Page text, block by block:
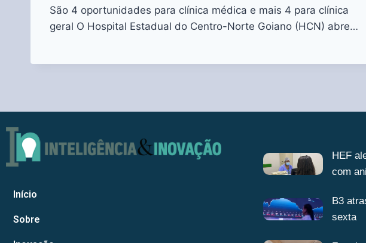
São 4 oportunidades para clínica médica e mais 4 para clínica
geral O Hospital Estadual do Centro-Norte Goiano (HCN) abre…
Início
Sobre
HEF
com
B3
sexta